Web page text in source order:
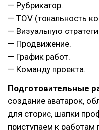
— Рубрикатор.
— TOV (тональность
— Визуальную
— Продвижение.
— График работ.
— Команду проекта.
Подготовительные
создание аватарок,
для сторис, шапки
приступаем к работам